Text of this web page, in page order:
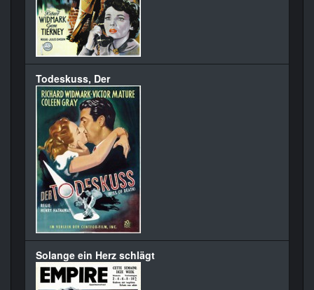
Todeskuss, Der
Solange ein Herz schlägt